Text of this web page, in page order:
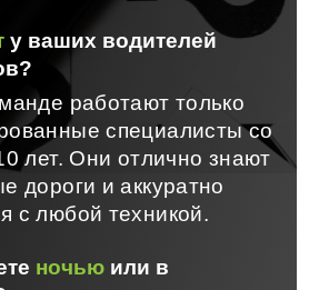
у ваших водителей
работают только
специалисты со
лет. Они отлично знают
дороги и аккуратно
с любой техникой.
ночьюили в